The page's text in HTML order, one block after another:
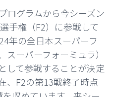
ログラムから今シーズン
手権（F2）に参戦して
年の全日本スーパーフ
ーパーフォーミュラ）
して参戦することが決定
、F2の第13戦終了時点